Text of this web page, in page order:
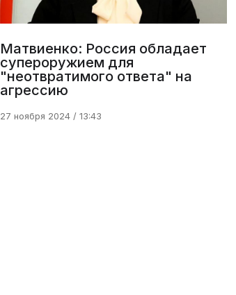
Матвиенко: Россия обладает
супероружием для
"неотвратимого ответа" на
агрессию
27 ноября 2024 / 13:43